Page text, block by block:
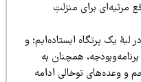
برای منزلتِ
پرتگاه ایستاده‌ایم؛ و
همچنان به
توخالی ادامه